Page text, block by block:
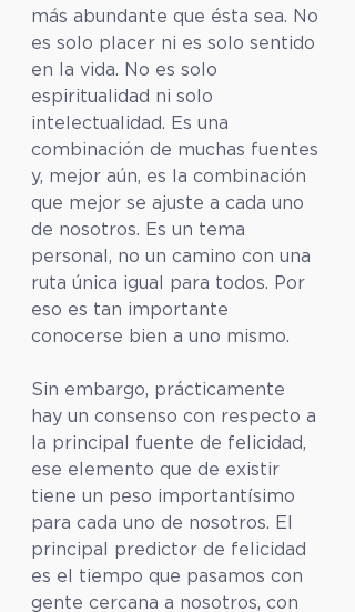
más abundante que ésta sea. No
es solo placer ni es solo sentido
en la vida. No es solo
espiritualidad ni solo
intelectualidad. Es una
combinación de muchas fuentes
y, mejor aún, es la combinación
que mejor se ajuste a cada uno
de nosotros. Es un tema
personal, no un camino con una
ruta única igual para todos. Por
eso es tan importante
conocerse bien a uno mismo.
Sin embargo, prácticamente
hay un consenso con respecto a
la principal fuente de felicidad,
ese elemento que de existir
tiene un peso importantísimo
para cada uno de nosotros. El
principal predictor de felicidad
es el tiempo que pasamos con
gente cercana a nosotros, con